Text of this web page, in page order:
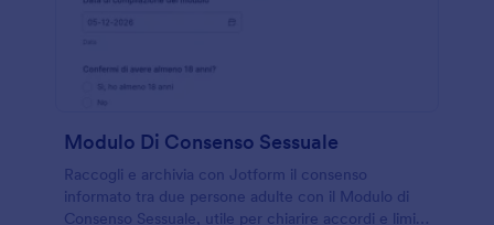
Modulo Di Consenso Sessuale
Raccogli e archivia con Jotform il consenso
informato tra due persone adulte con il Modulo di
Consenso Sessuale, utile per chiarire accordi e limiti